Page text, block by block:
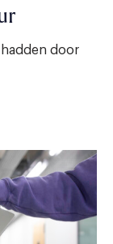
door